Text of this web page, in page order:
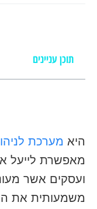
תוכן עניינים
היא מערכת
מאפשרת לייעל
ועסקים אשר
משמעותית את